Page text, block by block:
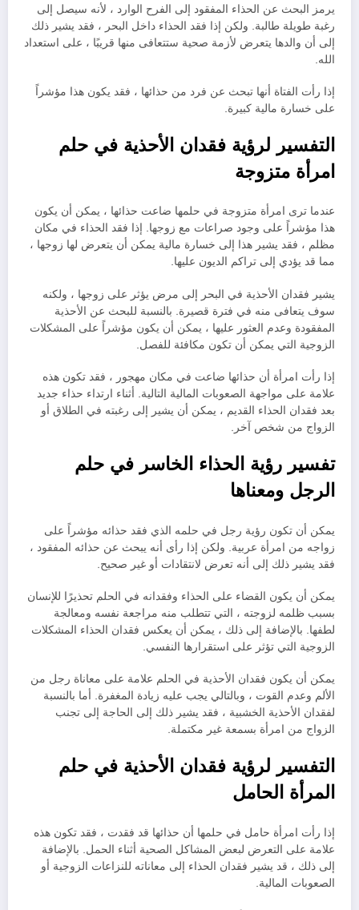
يرمز البحث عن الحذاء المفقود إلى الفرح الوارد ، لأنه سيصل إلى
رغبة طويلة طالبة. ولكن إذا فقد الحذاء داخل البحر ، فقد يشير ذلك
إلى أن والدها يتعرض لأزمة صحية ستتعافى منها قريبًا ، على استعداد
الله.
إذا رأت الفتاة أنها تبحث عن فرد من حذائها ، فقد يكون هذا مؤشراً
على خسارة مالية كبيرة.
التفسير لرؤية فقدان الأحذية في حلم
امرأة متزوجة
عندما ترى امرأة متزوجة في حلمها ضاعت حذائها ، يمكن أن يكون
هذا مؤشراً على وجود صراعات مع زوجها. إذا فقد الحذاء في مكان
مظلم ، فقد يشير هذا إلى خسارة مالية يمكن أن يتعرض لها زوجها ،
مما قد يؤدي إلى تراكم الديون عليها.
يشير فقدان الأحذية في البحر إلى مرض يؤثر على زوجها ، ولكنه
سوف يتعافى منه في فترة قصيرة. بالنسبة للبحث عن الأحذية
المفقودة وعدم العثور عليها ، يمكن أن يكون مؤشراً على المشكلات
الزوجية التي يمكن أن تكون مكافئة للفصل.
إذا رأت امرأة أن حذائها ضاعت في مكان مهجور ، فقد تكون هذه
علامة على مواجهة الصعوبات المالية التالية. أثناء ارتداء حذاء جديد
بعد فقدان الحذاء القديم ، يمكن أن يشير إلى رغبته في الطلاق أو
الزواج من شخص آخر.
تفسير رؤية الحذاء الخاسر في حلم
الرجل ومعناها
يمكن أن تكون رؤية رجل في حلمه الذي فقد حذائه مؤشراً على
زواجه من امرأة عربية. ولكن إذا رأى أنه يبحث عن حذائه المفقود ،
فقد يشير ذلك إلى أنه تعرض لانتقادات أو غير صحيح.
يمكن أن يكون القضاء على الحذاء وفقدانه في الحلم تحذيرًا للإنسان
بسبب ظلمه لزوجته ، التي تتطلب منه مراجعة نفسه ومعالجة
لطفها. بالإضافة إلى ذلك ، يمكن أن يعكس فقدان الحذاء المشكلات
الزوجية التي تؤثر على استقرارها النفسي.
يمكن أن يكون فقدان الأحذية في الحلم علامة على معاناة رجل من
الألم وعدم القوت ، وبالتالي يجب عليه زيادة المغفرة. أما بالنسبة
لفقدان الأحذية الخشبية ، فقد يشير ذلك إلى الحاجة إلى تجنب
الزواج من امرأة بسمعة غير مكتملة.
التفسير لرؤية فقدان الأحذية في حلم
المرأة الحامل
إذا رأت امرأة حامل في حلمها أن حذائها قد فقدت ، فقد تكون هذه
علامة على التعرض لبعض المشاكل الصحية أثناء الحمل. بالإضافة
إلى ذلك ، قد يشير فقدان الحذاء إلى معاناته للنزاعات الزوجية أو
الصعوبات المالية.